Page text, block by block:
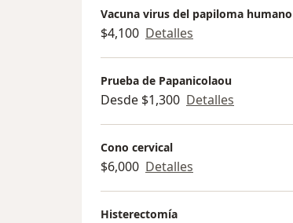
Vacuna virus del papiloma humano
$4,100 Detalles
Prueba de Papanicolaou
Desde $1,300 Detalles
Cono cervical
$6,000 Detalles
Histerectomía